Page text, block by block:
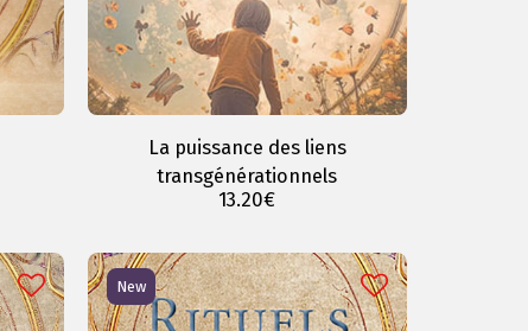
La puissance des liens
transgénérationnels
13.20€
New